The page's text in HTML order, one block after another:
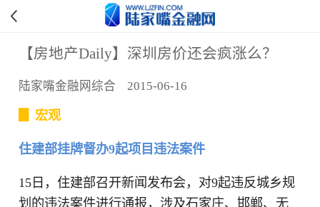
【房地产Daily】深圳房价还会疯涨么？
陆家嘴金融网综合 2015-06-16
▊ 宏观
住建部挂牌督办9起项目违法案件
15日，住建部召开新闻发布会，对9起违反城乡规
划的违法案件进行通报，涉及石家庄、邯郸、无